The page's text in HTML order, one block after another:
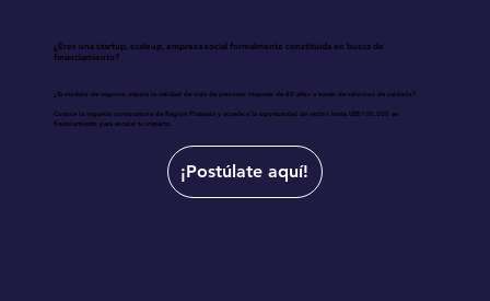
¿Eres una startup, scaleup, empresa social formalmente constituida en busca de
financiamiento?
¿Tu modelo de negocio mejora la calidad de vida de personas mayores de 60 años a través de servicios de cuidado?
Conoce la segunda convocatoria de Región Plateada y accede a la oportunidad de recibir hasta US$100.000 en
financiamiento para escalar tu impacto.
¡Postúlate aquí!